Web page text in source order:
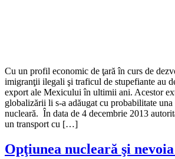
Cu un profil economic de ţară în curs de
imigranţii ilegali şi traficul de stupefiante au
export ale Mexicului în ultimii ani. Acestor
globalizării li s-a adăugat cu probabilitate
nucleară. În data de 4 decembrie 2013
un transport cu […]
Opţiunea nucleară şi